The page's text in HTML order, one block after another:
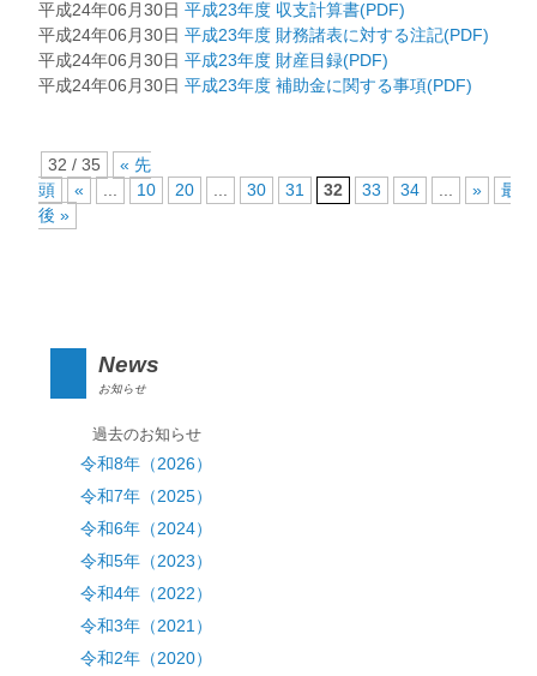
平成24年06月30日平成23年度 収支計算書(PDF)
平成24年06月30日平成23年度 財務諸表に対する注記(PDF)
平成24年06月30日平成23年度 財産目録(PDF)
平成24年06月30日平成23年度 補助金に関する事項(PDF)
32 / 35
« 先
頭
« ... 10 20 ... 30 31 32 33 34 ... »
最
後 »
News
お知らせ
過去のお知らせ
令和8年（2026）
令和7年（2025）
令和6年（2024）
令和5年（2023）
令和4年（2022）
令和3年（2021）
令和2年（2020）